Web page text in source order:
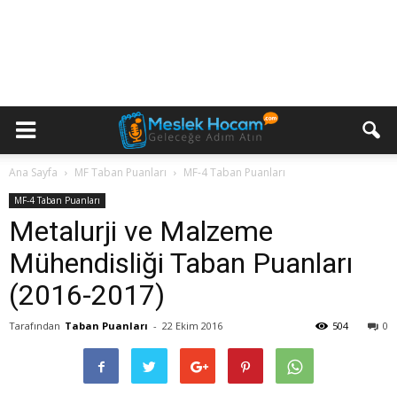
Ana Sayfa MF Taban Puanları MF-4 Taban Puanları
MF-4 Taban Puanları
Metalurji ve Malzeme
Mühendisliği Taban Puanları
(2016-2017)
Tarafından Taban Puanları - 22 Ekim 2016 0
504